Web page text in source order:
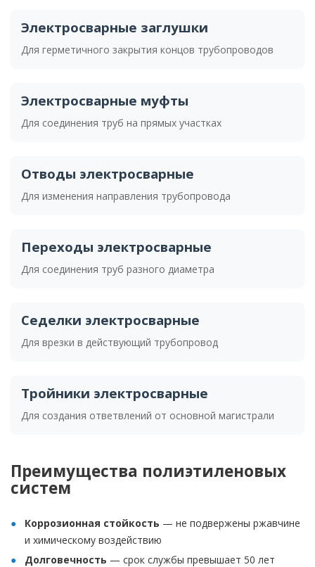
Электросварные заглушки
Для герметичного закрытия концов трубопроводов
Электросварные муфты
Для соединения труб на прямых участках
Отводы электросварные
Для изменения направления трубопровода
Переходы электросварные
Для соединения труб разного диаметра
Седелки электросварные
Для врезки в действующий трубопровод
Тройники электросварные
Для создания ответвлений от основной магистрали
Преимущества полиэтиленовых
систем
Коррозионная стойкость — не подвержены ржавчине
и химическому воздействию
Долговечность — срок службы превышает 50 лет